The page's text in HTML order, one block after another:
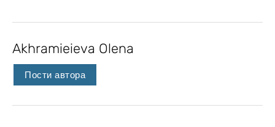
Akhramieieva Olena
Пости автора